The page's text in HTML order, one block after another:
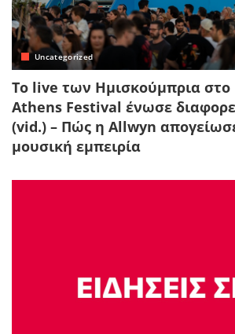
Uncategorized
Το live των Ημισκούμπρια στο
Athens Festival ένωσε
(vid.) – Πώς η Allwyn
μουσική εμπειρία